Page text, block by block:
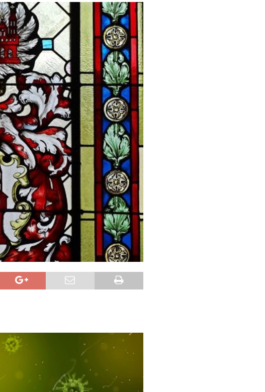
BLAULICHTMELDUNGEN
Person
BLAULICHTMELDUNGEN
BLAULICHTMELDUNGEN
Übungsplatz Dudenhofen / Speyer
UMWELT
€ an „Kinder unterm Regenbogen“
für die KW 19 (05.05. –
Schweiz den Longines EEF Nations Cup im
SPEYER
(KCanG) BLAULICHTMELDUNGEN